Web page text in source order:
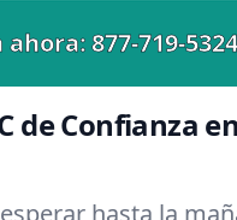
ahora:877-719-5324
de Confianza
hasta la